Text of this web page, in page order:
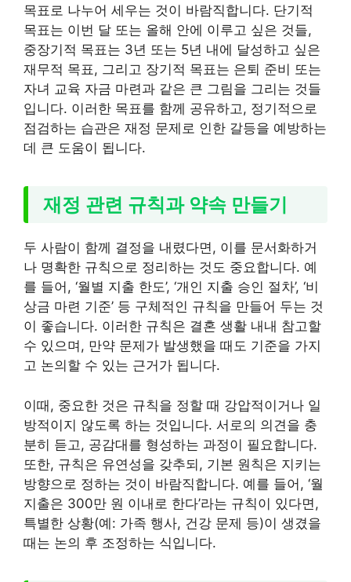
목표로 나누어 세우는 것이 바람직합니다. 단기적
목표는 이번 달 또는 올해 안에 이루고 싶은 것들,
중장기적 목표는 3년 또는 5년 내에 달성하고 싶은
재무적 목표, 그리고 장기적 목표는 은퇴 준비 또는
자녀 교육 자금 마련과 같은 큰 그림을 그리는 것들
입니다. 이러한 목표를 함께 공유하고, 정기적으로
점검하는 습관은 재정 문제로 인한 갈등을 예방하는
데 큰 도움이 됩니다.
재정 관련 규칙과 약속 만들기
두 사람이 함께 결정을 내렸다면, 이를 문서화하거
나 명확한 규칙으로 정리하는 것도 중요합니다. 예
를 들어, ‘월별 지출 한도’, ‘개인 지출 승인 절차’, ‘비
상금 마련 기준’ 등 구체적인 규칙을 만들어 두는 것
이 좋습니다. 이러한 규칙은 결혼 생활 내내 참고할
수 있으며, 만약 문제가 발생했을 때도 기준을 가지
고 논의할 수 있는 근거가 됩니다.
이때, 중요한 것은 규칙을 정할 때 강압적이거나 일
방적이지 않도록 하는 것입니다. 서로의 의견을 충
분히 듣고, 공감대를 형성하는 과정이 필요합니다.
또한, 규칙은 유연성을 갖추되, 기본 원칙은 지키는
방향으로 정하는 것이 바람직합니다. 예를 들어, ‘월
지출은 300만 원 이내로 한다’라는 규칙이 있다면,
특별한 상황(예: 가족 행사, 건강 문제 등)이 생겼을
때는 논의 후 조정하는 식입니다.